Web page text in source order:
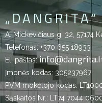
A. Mickevičiaus g. 32, 57174
Telefonas: +370 655 18933
El. paštas:
Įmonės kodas: 305237967
PVM mokėtojo kodas:
Sąskaitos Nr.: LT74 7044